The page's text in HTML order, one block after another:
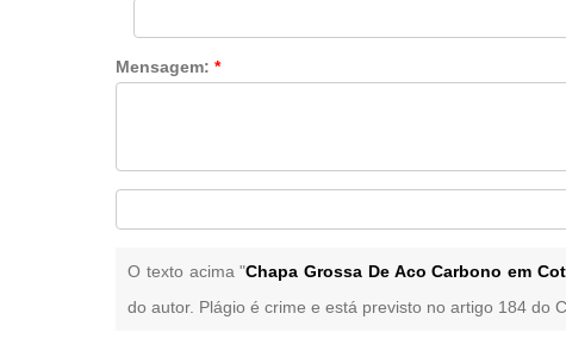
Mensagem:*
O texto acima "Chapa Grossa De Aco Carbono em
do autor. Plágio é crime e está previsto no artigo 184 do